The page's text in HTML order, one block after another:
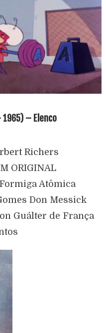
– Elenco
Richers
ORIGINAL
Atômica
Don Messick
Guálter de França